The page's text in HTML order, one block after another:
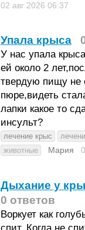
02 авг 2026 06:37
Упала крыса
У нас упала
ей около 2
твердую пищу не
пюре,видеть
лапки какое то
инсульт?
лечение крыс
животные
Мария
Дыхание у
0 ответов
Воркует как